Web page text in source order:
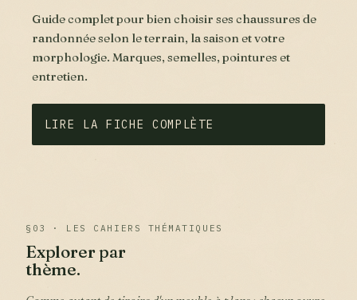
Guide complet pour bien choisir ses chaussures de
randonnée selon le terrain, la saison et votre
morphologie. Marques, semelles, pointures et
entretien.
LIRE LA FICHE COMPLÈTE
§03 · LES CAHIERS THÉMATIQUES
Explorer par
thème.